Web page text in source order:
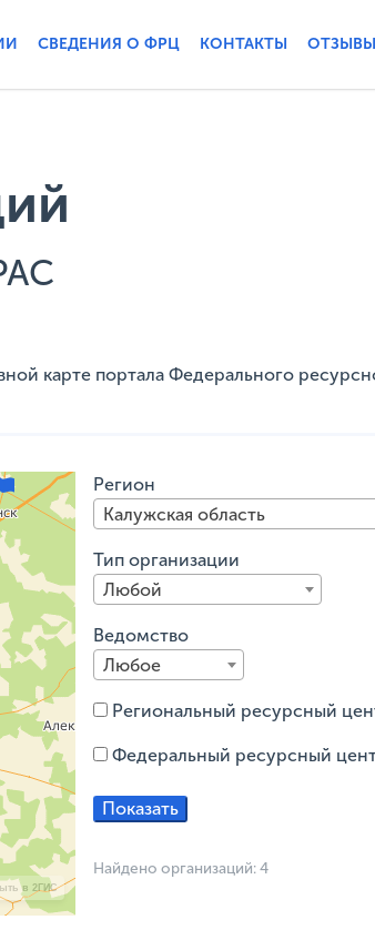
СВЕДЕНИЯ О ФРЦ КОНТАКТЫ ОТЗЫВЫ
карте портала Федерального
в 2ГИС
Регион
Калужская область
Тип организации
Любой
Ведомство
Любое
Региональный ресурсный
Федеральный ресурсный
Найдено организаций: 4